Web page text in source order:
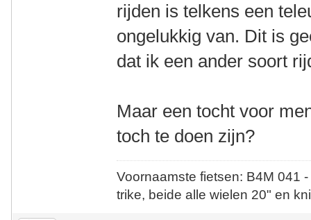
rijden is telkens een
ongelukkig van. Dit is
dat ik een ander soort
Maar een tocht voor
toch te doen zijn?
Voornaamste fietsen: B4M
trike, beide alle wielen 20" en